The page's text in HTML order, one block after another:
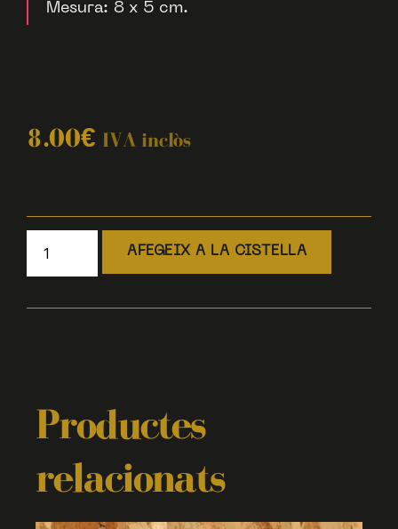
Mesura: 8 x 5 cm.
8.00€ IVA inclòs
AFEGEIX A LA CISTELLA
Productes
relacionats